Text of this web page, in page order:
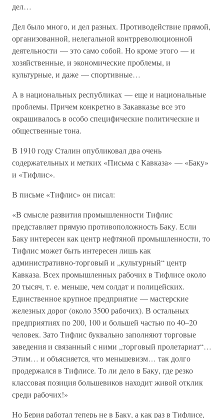
дел…
Дел было много, и дел разных. Противодействие прямой,
организованной, нелегальной контрреволюционной
деятельности — это само собой. Но кроме этого — и
хозяйственные, и экономические проблемы, и
культурные, и даже — спортивные…
А в национальных республиках — еще и национальные
проблемы. Причем конкретно в Закавказье все это
окрашивалось в особо специфические политические и
общественные тона.
В 1910 году Сталин опубликовал два очень
содержательных и метких «Письма с Кавказа» — «Баку»
и «Тифлис».
В письме «Тифлис» он писал:
«В смысле развития промышленности Тифлис
представляет прямую противоположность Баку. Если
Баку интересен как центр нефтяной промышленности, то
Тифлис может быть интересен лишь как
административно-торговый и „культурный“ центр
Кавказа. Всех промышленных рабочих в Тифлисе около
20 тысяч, т. е. меньше, чем солдат и полицейских.
Единственное крупное предприятие — мастерские
железных дорог (около 3500 рабочих). В остальных
предприятиях по 200, 100 и большей частью по 40–20
человек. Зато Тифлис буквально заполняют торговые
заведения и связанный с ними „торговый пролетариат“…
Этим… и объясняется, что меньшевизм… так долго
продержался в Тифлисе. То ли дело в Баку, где резко
классовая позиция большевиков находит живой отклик
среди рабочих!»
Но Берия работал теперь не в Баку, а как раз в Тифлисе,